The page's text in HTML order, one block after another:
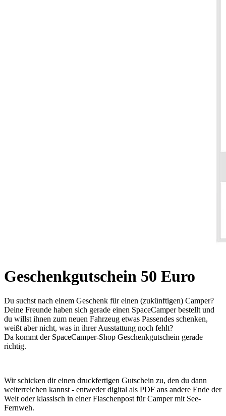
Geschenkgutschein 50 Euro
Du suchst nach einem Geschenk für einen (zukünftigen) Camper?
Deine Freunde haben sich gerade einen SpaceCamper bestellt und
du willst ihnen zum neuen Fahrzeug etwas Passendes schenken,
weißt aber nicht, was in ihrer Ausstattung noch fehlt?
Da kommt der SpaceCamper-Shop Geschenkgutschein gerade
richtig.
Wir schicken dir einen druckfertigen Gutschein zu, den du dann
weiterreichen kannst - entweder digital als PDF ans andere Ende der
Welt oder klassisch in einer Flaschenpost für Camper mit See-
Fernweh.